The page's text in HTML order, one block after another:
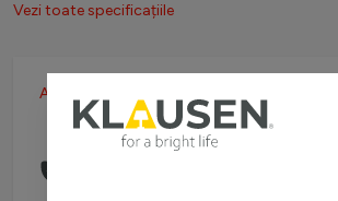
Vezi toate specificațiile
Autentifică-te pentru preț
Comanda telefonic la: